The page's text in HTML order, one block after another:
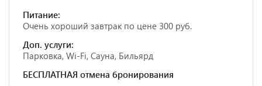
Питание:
Очень хороший завтрак по цене 300 руб.
Доп. услуги:
Парковка, Wi-Fi, Сауна, Бильярд
БЕСПЛАТНАЯ отмена бронирования